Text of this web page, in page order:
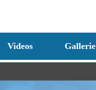
Videos Gallerie